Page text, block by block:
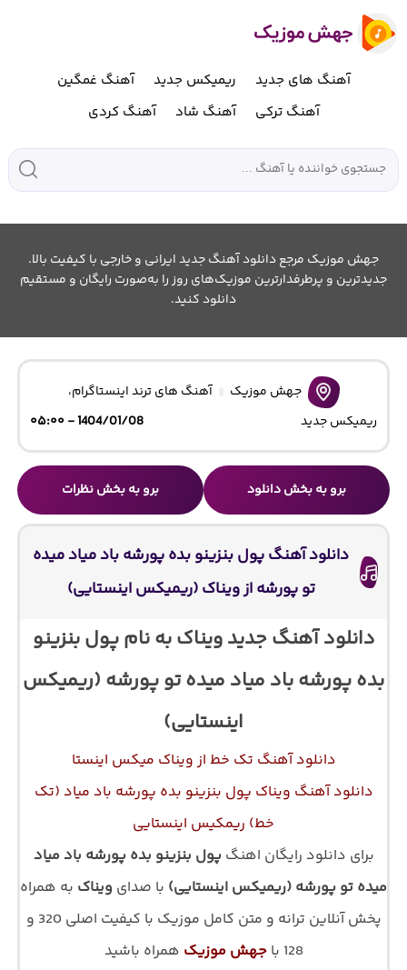
آهنگ های جدید ریمیکس جدید
آهنگ غمگین
آهنگ ترکی
آهنگ شاد آهنگ کردی
جهش موزیک مرجع دانلود آهنگ جدید ایرانی و خارجی با کیفیت بالا.
جدیدترین و پرطرفدارترین موزیک‌های روز را به‌صورت رایگان و مستقیم
دانلود کنید.
جهش موزیک آهنگ های ترند اینستاگرام،
ریمیکس جدید
1404/01/08 - ۰۵:۰۰
برو به بخش دانلود برو به بخش نظرات
دانلود آهنگ پول بنزینو بده پورشه باد میاد میده
تو پورشه از ویناک (ریمیکس اینستایی)
دانلود آهنگ جدید ویناک به نام پول بنزینو
بده پورشه باد میاد میده تو پورشه (ریمیکس
اینستایی)
دانلود آهنگ تک خط از ویناک میکس اینستا
دانلود آهنگ ویناک پول بنزینو بده پورشه باد میاد (تک
خط) ریمکیس اینستایی
برای دانلود رایگان اهنگپول بنزینو بده پورشه باد میاد
میده تو پورشه (ریمیکس اینستایی) با صدای ویناک به همراه
پخش آنلاین ترانه و متن کامل موزیک با کیفیت اصلی 320 و
128 با
جهش موزیک همراه باشید